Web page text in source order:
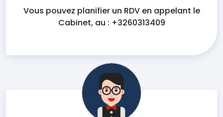
Vous pouvez planifier un RDV en appelant le
Cabinet, au : +3260313409